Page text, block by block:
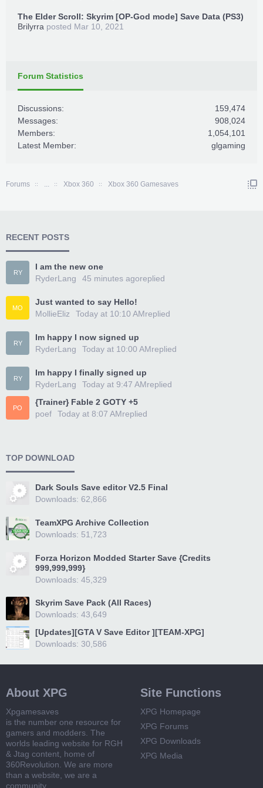
The Elder Scroll: Skyrim [OP-God mode] Save Data (PS3)
Brilyrra posted Mar 10, 2021
Forum Statistics
Discussions:
159,474
Messages:
908,024
Members:
1,054,101
Latest Member:
glgaming
Forums ... Xbox 360 Xbox 360 Gamesaves
RECENT POSTS
RY
I am the new one
RyderLang
replied
45 minutes ago
MO
Just wanted to say Hello!
MollieEliz
replied
Today at 10:10 AM
RY
Im happy I now signed up
RyderLang
replied
Today at 10:00 AM
RY
Im happy I finally signed up
RyderLang
replied
Today at 9:47 AM
PO
{Trainer} Fable 2 GOTY +5
poef
replied
Today at 8:07 AM
TOP DOWNLOAD
Dark Souls Save editor V2.5 Final
Downloads: 62,866
TeamXPG Archive Collection
Downloads: 51,723
Forza Horizon Modded Starter Save {Credits
999,999,999}
Downloads: 45,329
Skyrim Save Pack (All Races)
Downloads: 43,649
[Updates][GTA V Save Editor ][TEAM-XPG]
Downloads: 30,586
About XPG
Xpgamesaves
is the number one resource for
gamers and modders. The
worlds leading website for RGH
& Jtag content, home of
360Revolution. We are more
than a website, we are a
community
Site Functions
XPG Homepage
XPG Forums
XPG Downloads
XPG Media